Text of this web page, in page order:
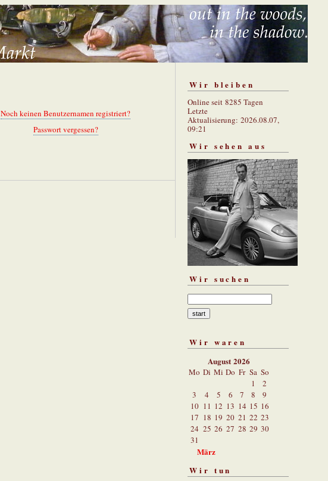
Noch keinen Benutzernamen registriert?
Passwort vergessen?
Wir bleiben
Online seit 8285 Tagen
Letzte
Aktualisierung: 2026.08.07,
09:21
Wir sehen aus
Wir suchen
Wir waren
August 2026
Mo Di Mi Do Fr Sa So
1
2
3
4 5 6 7 8
9
10 11 12 13 14 15 16
17 18 19 20 21 22 23
24 25 26 27 28 29 30
31
März
Wir tun